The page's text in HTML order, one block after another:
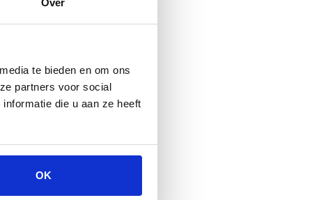
Over
te bieden en om ons
partners voor social
die u aan ze heeft
OK